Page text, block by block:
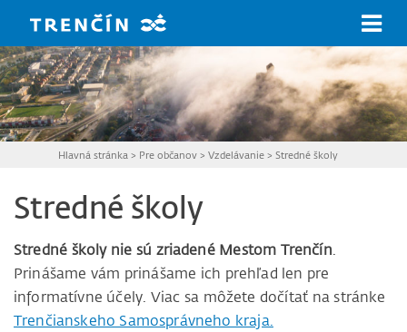
Hlavná stránka > Pre občanov >Vzdelávanie >Stredné školy
Stredné školy
Stredné školy nie sú zriadené Mestom Trenčín.
Prinášame vám prinášame ich prehľad len pre
informatívne účely. Viac sa môžete dočítať na stránke
Trenčianskeho Samosprávneho kraja.